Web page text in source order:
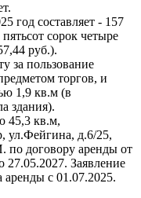
год составляет - 157
сорок четыре
руб.).
за пользование
торгов, и
1,9 кв.м (в
здания).
45,3 кв.м,
ул.Фейгина, д.6/25,
по договору аренды от
27.05.2027. Заявление
аренды с 01.07.2025.